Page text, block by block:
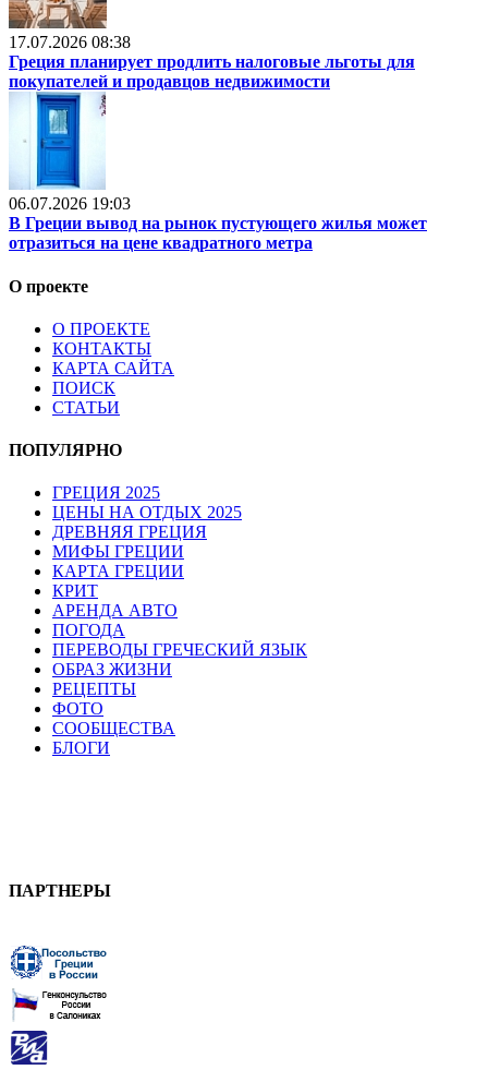
17.07.2026 08:38
Греция планирует продлить налоговые льготы для
покупателей и продавцов недвижимости
06.07.2026 19:03
В Греции вывод на рынок пустующего жилья может
отразиться на цене квадратного метра
О проекте
О ПРОЕКТЕ
КОНТАКТЫ
КАРТА САЙТА
ПОИСК
СТАТЬИ
ПОПУЛЯРНО
ГРЕЦИЯ 2025
ЦЕНЫ НА ОТДЫХ 2025
ДРЕВНЯЯ ГРЕЦИЯ
МИФЫ ГРЕЦИИ
КАРТА ГРЕЦИИ
КРИТ
АРЕНДА АВТО
ПОГОДА
ПЕРЕВОДЫ ГРЕЧЕСКИЙ ЯЗЫК
ОБРАЗ ЖИЗНИ
РЕЦЕПТЫ
ФОТО
СООБЩЕСТВА
БЛОГИ
ПАРТНЕРЫ